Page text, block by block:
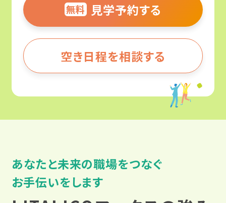
無料 見学予約する
空き日程を相談する
あなたと未来の職場をつなぐ
お手伝いをします